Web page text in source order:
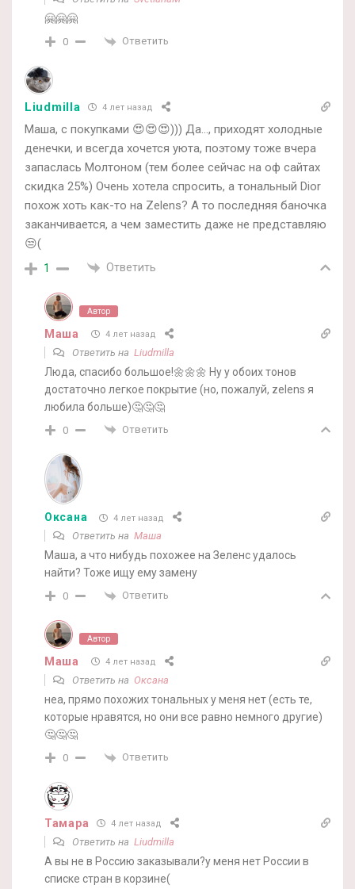
🤗🤗🤗
0 Ответить
Liudmilla 4 лет назад
Маша, с покупками 😍😍😍))) Да…, приходят холодные
денечки, и всегда хочется уюта, поэтому тоже вчера
запаслась Молтоном (тем более сейчас на оф сайтах
скидка 25%) Очень хотела спросить, а тональный Dior
похож хоть как-то на Zelens? А то последняя баночка
заканчивается, а чем заместить даже не представляю
😒(
1 Ответить
Автор
Маша 4 лет назад
Ответить на Liudmilla
Люда, спасибо большое!🌼🌼🌼 Ну у обоих тонов
достаточно легкое покрытие (но, пожалуй, zelens я
любила больше)🤔🤔🤔
0 Ответить
Оксана 4 лет назад
Ответить на Маша
Маша, а что нибудь похожее на Зеленс удалось
найти? Тоже ищу ему замену
0 Ответить
Автор
Маша 4 лет назад
Ответить на Оксана
неа, прямо похожих тональных у меня нет (есть те,
которые нравятся, но они все равно немного другие)
🤔🤔🤔
0 Ответить
Тамара 4 лет назад
Ответить на Liudmilla
А вы не в Россию заказывали?у меня нет России в
списке стран в корзине(